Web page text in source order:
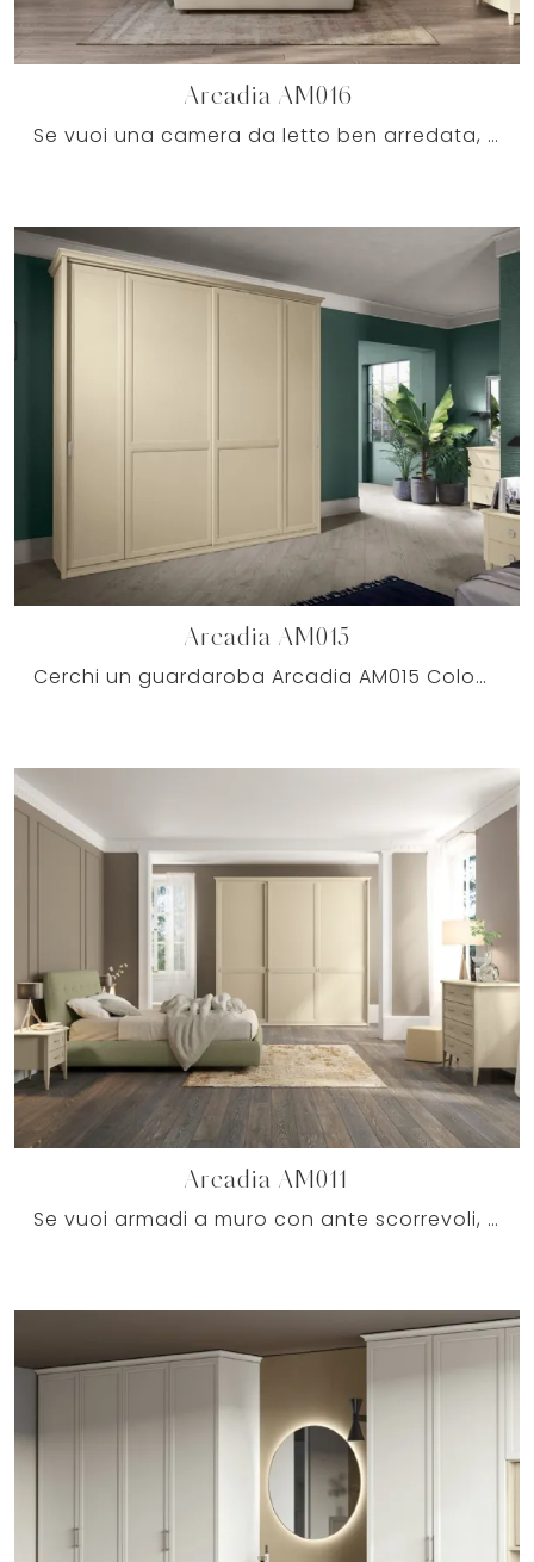
Arcadia AM016
Se vuoi una camera da letto ben arredata, scegli l'armadio Arcadia AM016 con ante battenti di Colombini Casa!
Arcadia AM015
Cerchi un guardaroba Arcadia AM015 Colombini Casa? Clicca subito! Gli armadi a muro con ante battenti ti attendono.
Arcadia AM011
Se vuoi armadi a muro con ante scorrevoli, clicca e scopri l'armadio Arcadia AM011 di Colombini Casa in melaminico.